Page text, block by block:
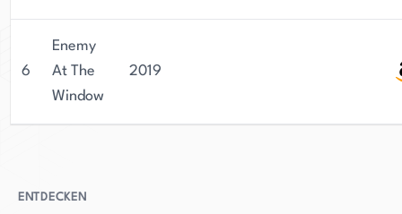
6
Enemy
At The
Window
2019
ENTDECKEN